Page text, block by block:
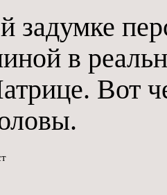
задумке
в
Вот